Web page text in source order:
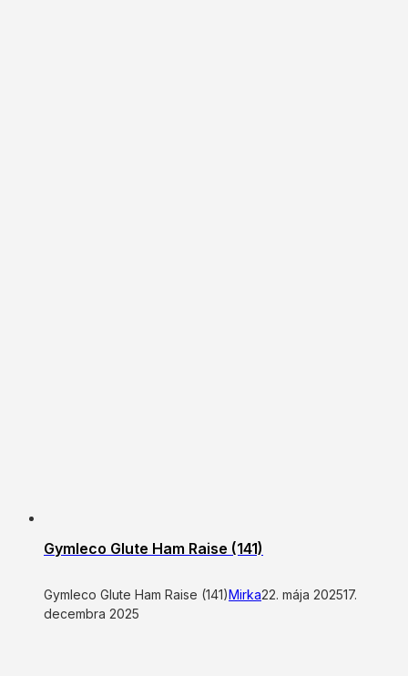
Gymleco Glute Ham Raise (141)
Gymleco Glute Ham Raise (141)Mirka22. mája 202517.
decembra 2025